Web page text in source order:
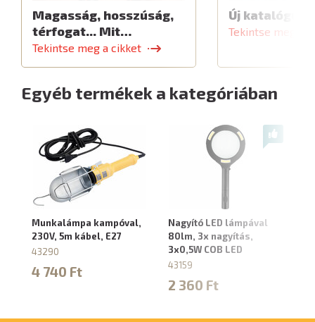
Magasság, hosszúság,
térfogat... Mit…
Tekintse meg a cikket
Új katalógus
Tekintse meg a
Egyéb termékek a kategóriában
Munkalámpa kampóval,
230V, 5m kábel, E27
43290
4 740 Ft
Nagyító LED lámpával
80lm, 3x nagyítás,
3x0,5W COB LED
43159
2 360 Ft